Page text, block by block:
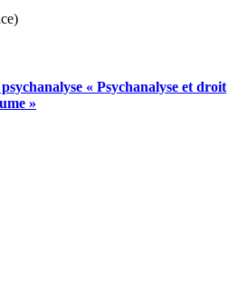
« Psychanalyse et droit
»